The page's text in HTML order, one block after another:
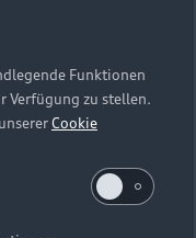
Funktionen
Verfügung zu stellen.
Cookie